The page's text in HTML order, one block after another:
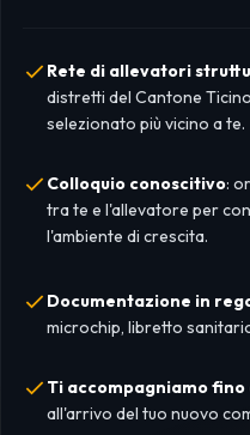
Rete di allevatori
distretti del Cantone
selezionato più vicino a te.
Colloquio conoscitivo:
tra te e l'allevatore per
l'ambiente di crescita.
Documentazione in
microchip, libretto
Ti accompagniamo fino
all'arrivo del tuo nuovo